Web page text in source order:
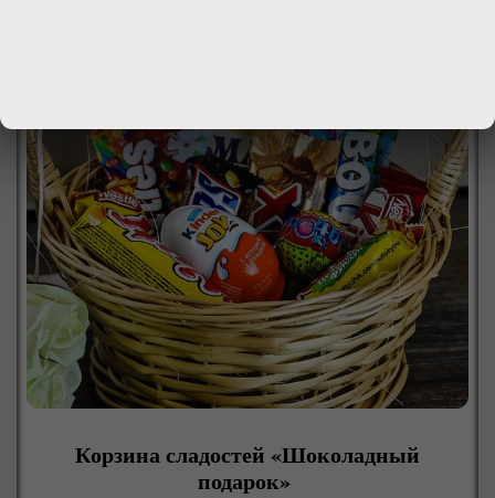
Корзина сладостей «Шоколадный
подарок»